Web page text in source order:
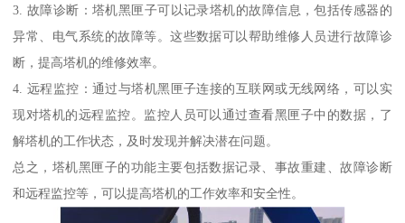
3. 故障诊断：塔机黑匣子可以记录塔机的故障信息，包括传感器的
异常、电气系统的故障等。这些数据可以帮助维修人员进行故障诊
断，提高塔机的维修效率。
4. 远程监控：通过与塔机黑匣子连接的互联网或无线网络，可以实
现对塔机的远程监控。监控人员可以通过查看黑匣子中的数据，了
解塔机的工作状态，及时发现并解决潜在问题。
总之，塔机黑匣子的功能主要包括数据记录、事故重建、故障诊断
和远程监控等，可以提高塔机的工作效率和安全性。